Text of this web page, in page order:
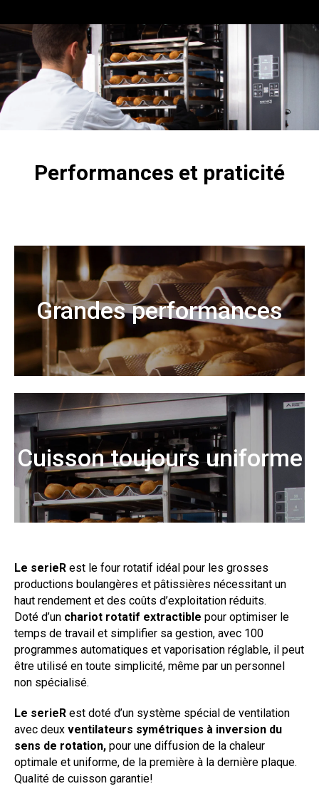
Performances et praticité
Grandes performances
Cuisson toujours uniforme
Le serieR est le four rotatif idéal pour les grosses
productions boulangères et pâtissières nécessitant un
haut rendement et des coûts d’exploitation réduits.
Doté d’un chariot rotatif extractible pour optimiser le
temps de travail et simplifier sa gestion, avec 100
programmes automatiques et vaporisation réglable, il peut
être utilisé en toute simplicité, même par un personnel
non spécialisé.
Le serieR est doté d’un système spécial de ventilation
avec deux ventilateurs symétriques à inversion du
sens de rotation, pour une diffusion de la chaleur
optimale et uniforme, de la première à la dernière plaque.
Qualité de cuisson garantie!